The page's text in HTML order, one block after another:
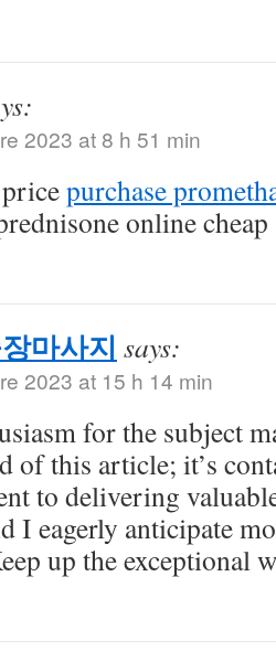
2023 at 8 h 51 min
purchase
online cheap
마사지 says:
2023 at 15 h 14 min
for the subject
of this article; it’s
to delivering
I eagerly anticipate
up the exceptional